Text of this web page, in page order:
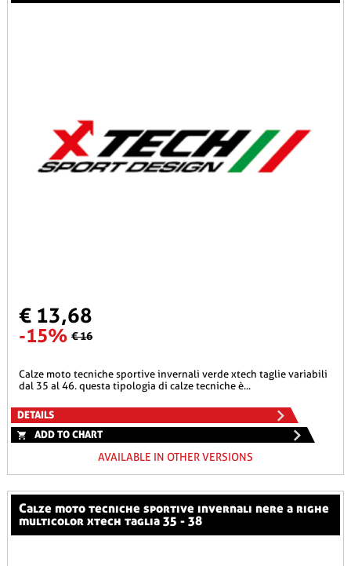
€ 13,68
-15% € 16
calze moto tecniche sportive invernali verde xtech taglie variabili
dal 35 al 46. questa tipologia di calze tecniche è...
DETAILS
ADD TO CHART
AVAILABLE IN OTHER VERSIONS
calze moto tecniche sportive invernali nere a righe
multicolor xtech taglia 35 - 38